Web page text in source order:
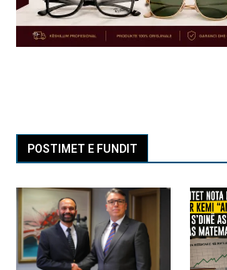
POSTIMET E FUNDIT